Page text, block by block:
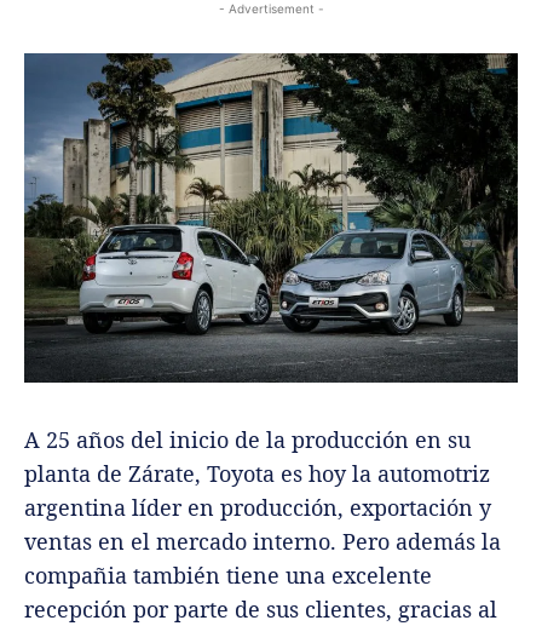
- Advertisement -
A 25 años del inicio de la producción en su
planta de Zárate, Toyota es hoy la automotriz
argentina líder en producción, exportación y
ventas en el mercado interno. Pero además la
compañia también tiene una excelente
recepción por parte de sus clientes, gracias al